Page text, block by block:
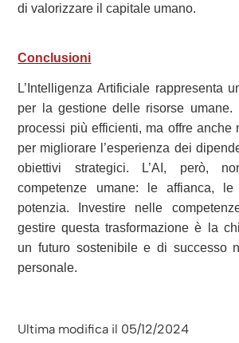
di valorizzare il capitale umano.
Conclusioni
L’Intelligenza Artificiale rappresenta
per la gestione delle risorse
processi più efficienti, ma offre anche
per migliorare l’esperienza dei
obiettivi strategici. L’AI, però,
competenze umane: le affianca,
potenzia. Investire nelle
gestire questa trasformazione è la
un futuro sostenibile e di successo
personale.
Ultima modifica il 05/12/2024